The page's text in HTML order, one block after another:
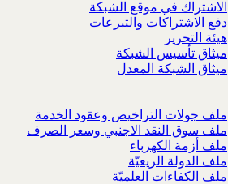
الاشتراك في موقع الشبكة
دفع الاشتراكات والتبرعات
هيئة التحرير
ميثاق تأسيس الشبكة
ميثاق الشبكة المعدل
ملف جولات التراخيص وعقود الخدمة
ملف سوق النقد الاجنبي وسعر الصرف
ملف أزمة الكهرباء
ملف الدولة الريعيّة
ملف الكفاءات العلميّة